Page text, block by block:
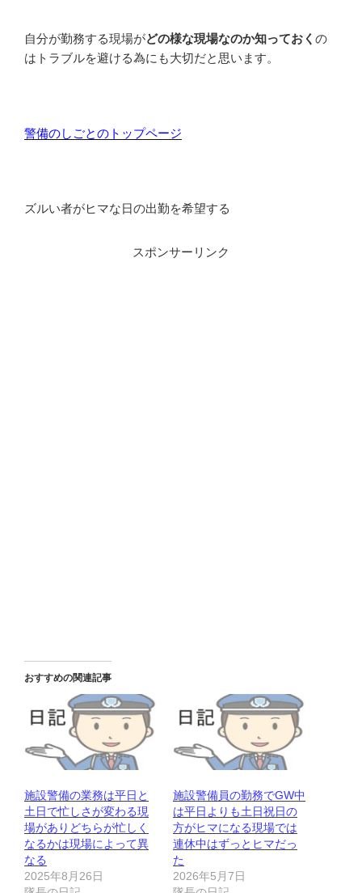
自分が勤務する現場がどの様な現場なのか知っておく の
はトラブルを避ける為にも大切だと思います。
警備のしごとのトップページ
ズルい者がヒマな日の出勤を希望する
スポンサーリンク
おすすめの関連記事
施設警備の業務は平日と
土日で忙しさが変わる現
場がありどちらが忙しく
なるかは現場によって異
なる
2025年8月26日
施設警備員の勤務でGW中
は平日よりも土日祝日の
方がヒマになる現場では
連休中はずっとヒマだっ
た
2026年5月7日